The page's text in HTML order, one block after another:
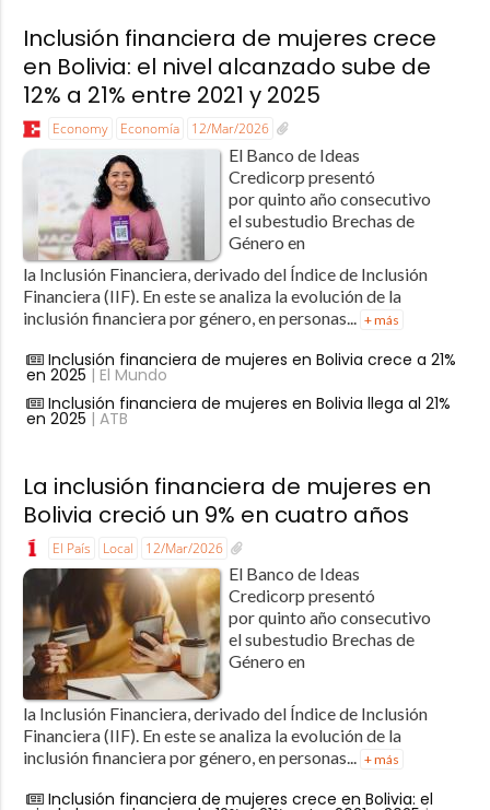
Inclusión financiera de mujeres crece
en Bolivia: el nivel alcanzado sube de
12% a 21% entre 2021 y 2025
Economy Economía 12/Mar/2026
El Banco de Ideas
Credicorp presentó
por quinto año consecutivo
el subestudio Brechas de
Género en
la Inclusión Financiera, derivado del Índice de Inclusión
Financiera (IIF). En este se analiza la evolución de la
inclusión financiera por género, en personas...
+ más
Inclusión financiera de mujeres en Bolivia crece a 21%
en 2025 | El Mundo
Inclusión financiera de mujeres en Bolivia llega al 21%
en 2025 | ATB
La inclusión financiera de mujeres en
Bolivia creció un 9% en cuatro años
El País Local 12/Mar/2026
El Banco de Ideas
Credicorp presentó
por quinto año consecutivo
el subestudio Brechas de
Género en
la Inclusión Financiera, derivado del Índice de Inclusión
Financiera (IIF). En este se analiza la evolución de la
inclusión financiera por género, en personas... + más
Inclusión financiera de mujeres crece en Bolivia: el